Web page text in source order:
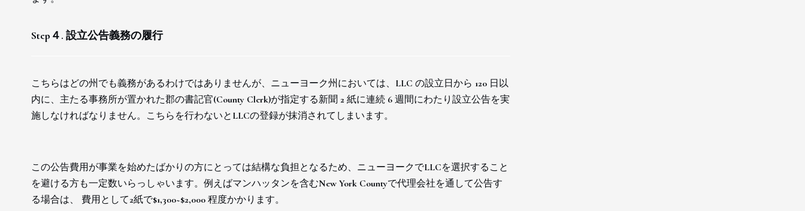
Step４. 設立公告義務の履行
こちらはどの州でも義務があるわけではありませんが、ニューヨーク州においては、LLC の設立日から 120 日以
内に、主たる事務所が置かれた郡の書記官(County Clerk)が指定する新聞 2 紙に連続 6 週間にわたり設立公告を実
施しなければなりません。こちらを行わないとLLCの登録が抹消されてしまいます。
この公告費用が事業を始めたばかりの方にとっては結構な負担となるため、ニューヨークでLLCを選択すること
を避ける方も一定数いらっしゃいます。例えばマンハッタンを含むNew York Countyで代理会社を通して公告す
る場合は、 費用として2紙で$1,300~$2,000 程度かかります。